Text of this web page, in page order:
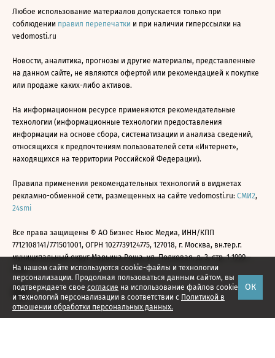
На нашем сайте используются cookie-файлы и технологии
персонализации. Продолжая пользоваться данным сайтом, вы
подтверждаете свое согласие на использование файлов cookie
и технологий персонализации в соответствии с Политикой в
отношении обработки персональных данных.
ОК
Любое использование материалов допускается только при
соблюдении правил перепечатки и при наличии гиперссылки на
vedomosti.ru
Новости, аналитика, прогнозы и другие материалы, представленные
на данном сайте, не являются офертой или рекомендацией к покупке
или продаже каких-либо активов.
На информационном ресурсе применяются рекомендательные
технологии (информационные технологии предоставления
информации на основе сбора, систематизации и анализа сведений,
относящихся к предпочтениям пользователей сети «Интернет»,
находящихся на территории Российской Федерации).
Правила применения рекомендательных технологий в виджетах
рекламно-обменной сети, размещенных на сайте vedomosti.ru: СМИ2,
24smi
Все права защищены © АО Бизнес Ньюс Медиа, ИНН/КПП
7712108141/771501001, ОГРН 1027739124775, 127018, г. Москва, вн.тер.г.
муниципальный округ Марьина Роща, ул. Полковая, д. 3, стр. 1 1999—
2026